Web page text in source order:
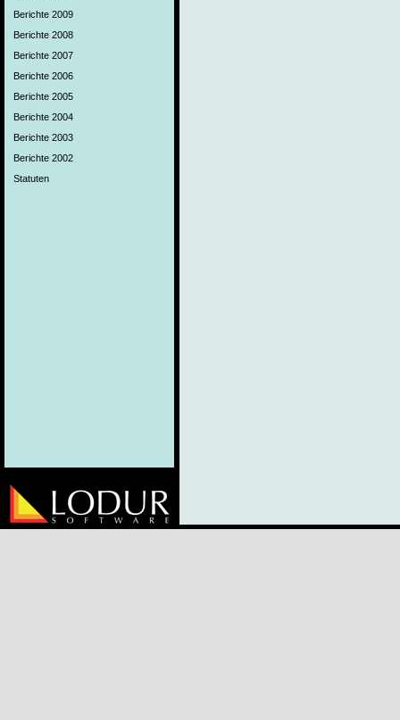
Berichte 2009
Berichte 2008
Berichte 2007
Berichte 2006
Berichte 2005
Berichte 2004
Berichte 2003
Berichte 2002
Statuten